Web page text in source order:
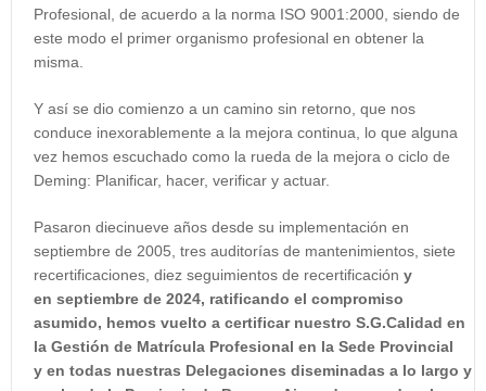
Profesional, de acuerdo a la norma ISO 9001:2000, siendo de
este modo el primer organismo profesional en obtener la
misma.
Y así se dio comienzo a un camino sin retorno, que nos
conduce inexorablemente a la mejora continua, lo que alguna
vez hemos escuchado como la rueda de la mejora o ciclo de
Deming: Planificar, hacer, verificar y actuar.
Pasaron diecinueve años desde su implementación en
septiembre de 2005, tres auditorías de mantenimientos, siete
recertificaciones, diez seguimientos de recertificación y
en septiembre de 2024, ratificando el compromiso
asumido, hemos vuelto a certificar nuestro S.G.Calidad en
la Gestión de Matrícula Profesional en la Sede Provincial
y en todas nuestras Delegaciones diseminadas a lo largo y